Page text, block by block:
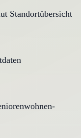
Standortübersicht